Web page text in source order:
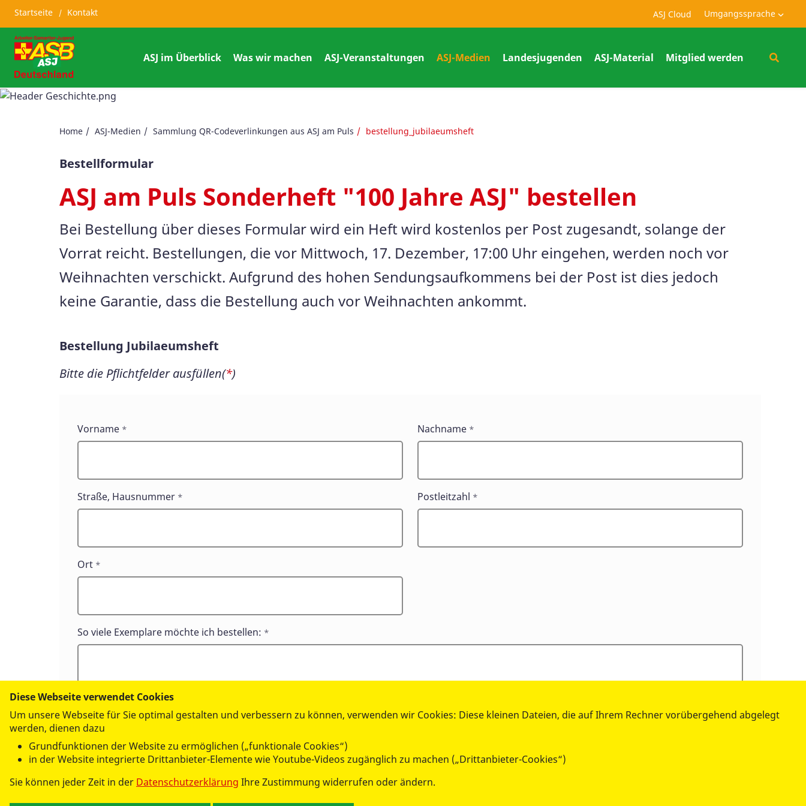
Startseite Kontakt ASJ Cloud Umgangssprache
ASJ im Überblick Was wir machen ASJ-Veranstaltungen ASJ-Medien Landesjugenden ASJ-Material Mitglied werden
Home ASJ-Medien Sammlung QR-Codeverlinkungen aus ASJ am Puls bestellung_jubilaeumsheft
Bestellformular
ASJ am Puls Sonderheft "100 Jahre ASJ" bestellen
Bei Bestellung über dieses Formular wird ein Heft wird kostenlos per Post zugesandt, solange der
Vorrat reicht. Bestellungen, die vor Mittwoch, 17. Dezember, 17:00 Uhr eingehen, werden noch vor
Weihnachten verschickt. Aufgrund des hohen Sendungsaufkommens bei der Post ist dies jedoch
keine Garantie, dass die Bestellung auch vor Weihnachten ankommt.
Bestellung Jubilaeumsheft
Bitte die Pflichtfelder ausfüllen(*)
Bestellung
Jubilaeumsheft
Vorname * Nachname *
Straße, Hausnummer * Postleitzahl *
Ort *
So viele Exemplare möchte ich bestellen: *
Absenden
Diese Webseite verwendet Cookies
Um unsere Webseite für Sie optimal gestalten und verbessern zu können, verwenden wir Cookies: Diese kleinen Dateien, die auf Ihrem Rechner vorübergehend abgelegt
werden, dienen dazu
Grundfunktionen der Website zu ermöglichen („funktionale Cookies“)
in der Website integrierte Drittanbieter-Elemente wie Youtube-Videos zugänglich zu machen („Drittanbieter-Cookies“)
Sie können jeder Zeit in der Datenschutzerklärung Ihre Zustimmung widerrufen oder ändern.